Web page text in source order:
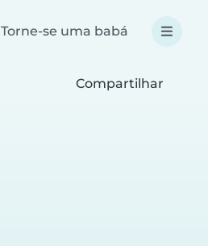
Torne-se uma babá
Compartilhar